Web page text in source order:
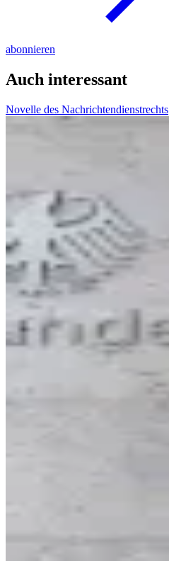
abonnieren
Auch interessant
Novelle des Nachrichtendienstrechts